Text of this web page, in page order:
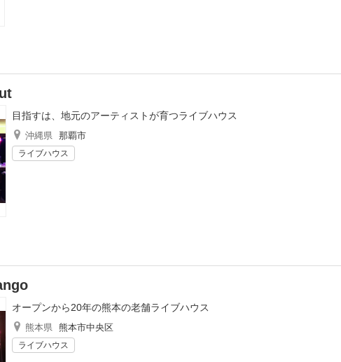
目指すは、地元のアーティストが育つライブハウス
沖縄県 那覇市
ライブハウス
オープンから20年の熊本の老舗ライブハウス
熊本県 熊本市中央区
ライブハウス